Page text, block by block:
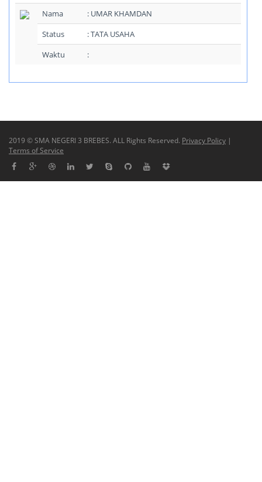
Nama
: UMAR KHAMDAN
Status
: TATA USAHA
Waktu
:
2019 © SMA NEGERI 3 BREBES. ALL Rights Reserved. Privacy Policy |
Terms of Service